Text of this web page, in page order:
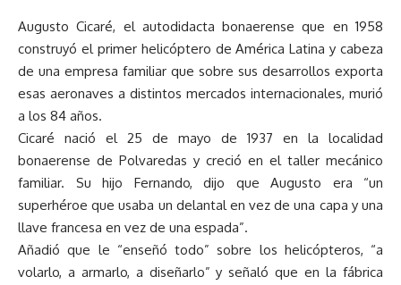
Augusto Cicaré, el autodidacta bonaerense que en 1958
construyó el primer helicóptero de América Latina y cabeza
de una empresa familiar que sobre sus desarrollos exporta
esas aeronaves a distintos mercados internacionales, murió
a los 84 años.
Cicaré nació el 25 de mayo de 1937 en la localidad
bonaerense de Polvaredas y creció en el taller mecánico
familiar. Su hijo Fernando, dijo que Augusto era “un
superhéroe que usaba un delantal en vez de una capa y una
llave francesa en vez de una espada”.
Añadió que le “enseñó todo” sobre los helicópteros, “a
volarlo, a armarlo, a diseñarlo” y señaló que en la fábrica